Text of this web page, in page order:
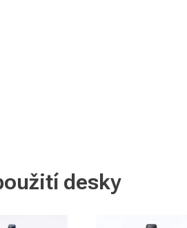
desky